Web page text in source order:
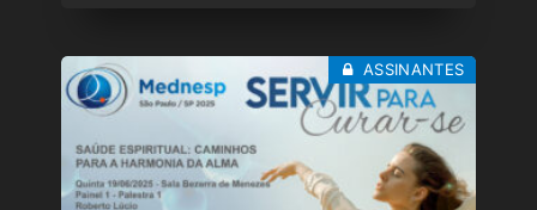
ASSINANTES